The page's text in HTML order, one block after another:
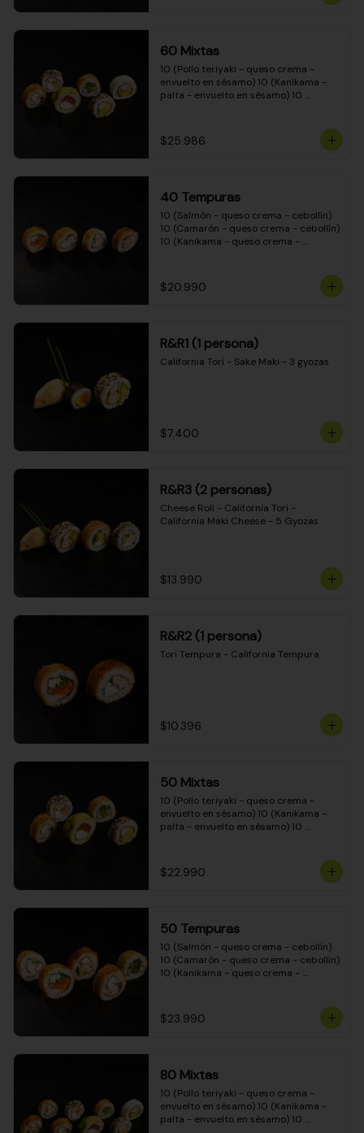
(Pimentón - queso crema - cebollín -
envuelto en masa tempura)
60 Mixtas
10 (Pollo teriyaki - queso crema -
envuelto en sésamo) 10 (Kanikama -
palta - envuelto en sésamo) 10
envuelto en queso crema) 10
(Camarón - queso crema - cebollín -
$25.986
40 Tempuras
10 (Salmón - queso crema - cebollín)
10 (Camarón - queso crema - cebollín)
10 (Kanikama - queso crema -
$20.990
R&R1 (1 persona)
California Tori - Sake Maki - 3 gyozas
$7.400
R&R3 (2 personas)
Cheese Roll - California Tori -
California Maki Cheese - 5 Gyozas
$13.990
R&R2 (1 persona)
Tori Tempura - California Tempura
$10.396
50 Mixtas
10 (Pollo teriyaki - queso crema -
envuelto en sésamo) 10 (Kanikama -
palta - envuelto en sésamo) 10
cebollín - envuelto en masa tempura)
10 (Pimentón - queso crema - cebollín
$22.990
50 Tempuras
10 (Salmón - queso crema - cebollín)
10 (Camarón - queso crema - cebollín)
10 (Kanikama - queso crema -
crema - cebollín)
$23.990
80 Mixtas
10 (Pollo teriyaki - queso crema -
envuelto en sésamo) 10 (Kanikama -
palta - envuelto en sésamo) 10